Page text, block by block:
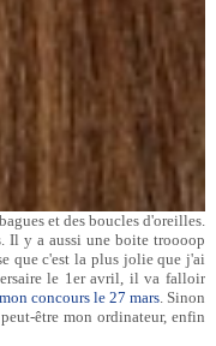
et des boucles d'oreilles.
Il y a aussi une boite troooop
que c'est la plus jolie que j'ai
le 1er avril, il va falloir
concours le 27 mars . Sinon
être mon ordinateur, enfin